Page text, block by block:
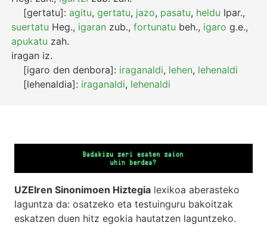
[gertatu]:agitu,gertatu, jazo, pasatu, heldu Ipar.,
suertatu Heg., igaran zub.,fortunatu beh., igaro g.e.,
apukatu zah.
iragan iz.
[igaro den denbora]: iraganaldi, lehen, lehenaldi
[lehenaldia]: iraganaldi, lehenaldi
UZEIren Sinonimoen Hiztegia lexikoa aberasteko
laguntza da: osatzeko eta testuinguru bakoitzak
eskatzen duen hitz egokia hautatzen laguntzeko.